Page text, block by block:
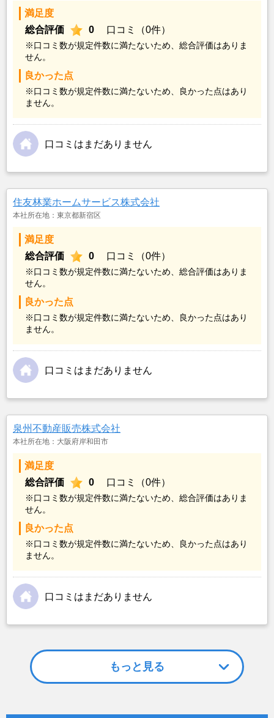
満足度
総合評価
0 口コミ（0件）
※口コミ数が規定件数に満たないため、総合評価はありま
せん。
良かった点
※口コミ数が規定件数に満たないため、良かった点はあり
ません。
口コミはまだありません
住友林業ホームサービス株式会社
本社所在地：東京都新宿区
満足度
総合評価
0 口コミ（0件）
※口コミ数が規定件数に満たないため、総合評価はありま
せん。
良かった点
※口コミ数が規定件数に満たないため、良かった点はあり
ません。
口コミはまだありません
泉州不動産販売株式会社
本社所在地：大阪府岸和田市
満足度
総合評価
0 口コミ（0件）
※口コミ数が規定件数に満たないため、総合評価はありま
せん。
良かった点
※口コミ数が規定件数に満たないため、良かった点はあり
ません。
口コミはまだありません
もっと見る